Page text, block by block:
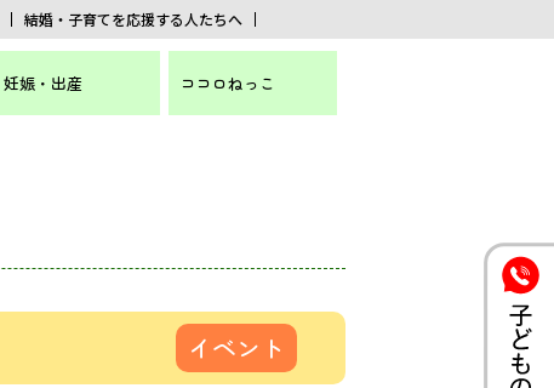
結婚・子育てを応援する人たちへ
妊娠・出産 ココロねっこ
イベント